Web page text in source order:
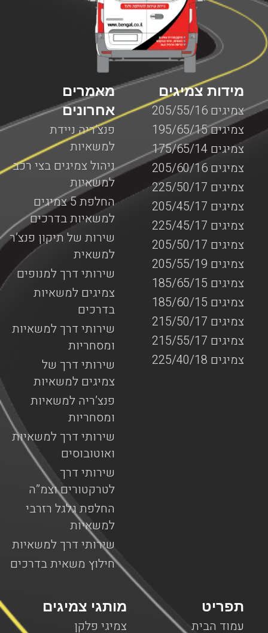
מאמרים
אחרונים
פנצ’ריה ניידת
למשאיות
ניהול צמיגים בצי רכב
למשאיות
החלפת 5 צמיגים
למשאיות בדרכים
שירות של תיקון פנצ’ר
למשאית
שירותי דרך למנופים
צמיגים למשאיות
בדרכים
שירותי דרך למשאיות
ומסחריות
שירותי דרך של
צמיגים למשאיות
פנצ’ריה למשאיות
ומסחריות
שירותי דרך למשאיות
ואוטובוסים
שירותי דרך
לטרקטורים וצמ”ה
החלפת גלגל רזרבי
למשאיות
שירותי דרך למשאיות
חילוץ משאית בדרכים
מידות צמיגים
צמיגים 205/55/16
צמיגים 195/65/15
צמיגים 175/65/14
צמיגים 205/60/16
צמיגים 225/50/17
צמיגים 205/45/17
צמיגים 225/45/17
צמיגים 205/50/17
צמיגים 205/55/19
צמיגים 185/65/15
צמיגים 185/60/15
צמיגים 215/50/17
צמיגים 215/55/17
צמיגים 225/40/18
מותגי צמיגים
צמיגי פלקן
תפריט
עמוד הבית